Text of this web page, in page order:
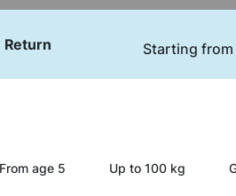
Return Starting from
From age 5 Up to 100 kg